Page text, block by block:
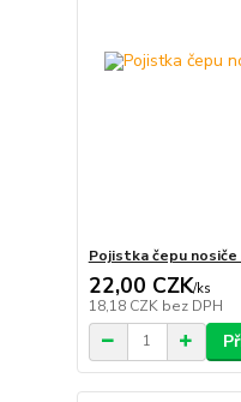
Pojistka čepu
22,00 CZK/ks
18,18 CZK bez DPH